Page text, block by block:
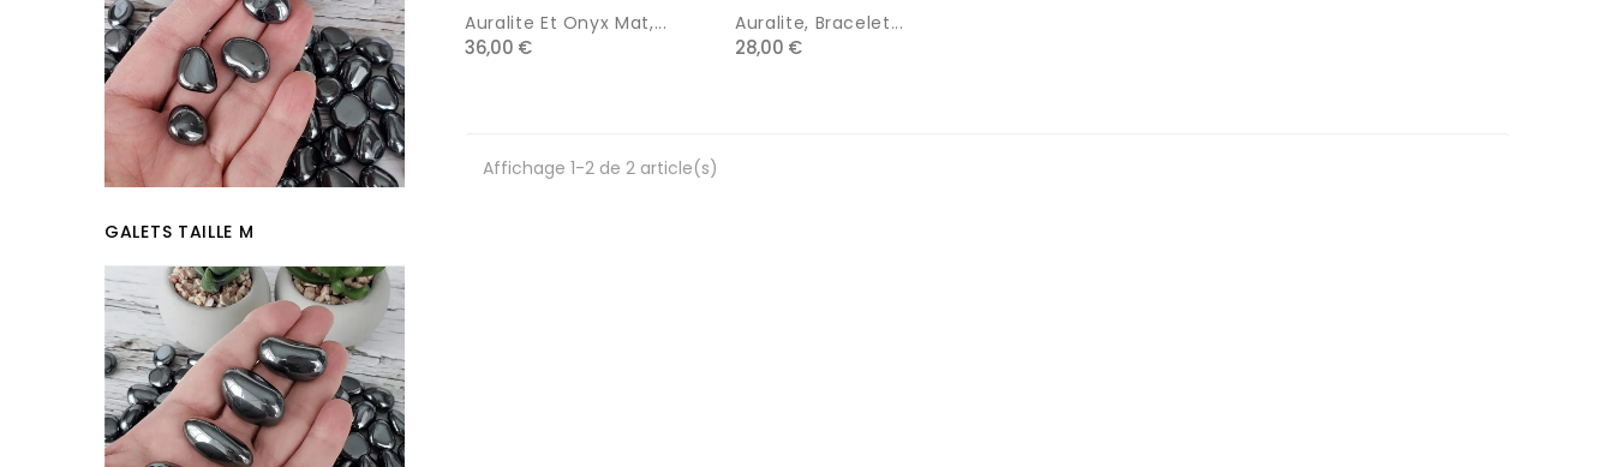
GALETS TAILLE M
Auralite Et Onyx Mat,...
36,00 €
Auralite, Bracelet...
28,00 €
Affichage 1-2 de 2 article(s)